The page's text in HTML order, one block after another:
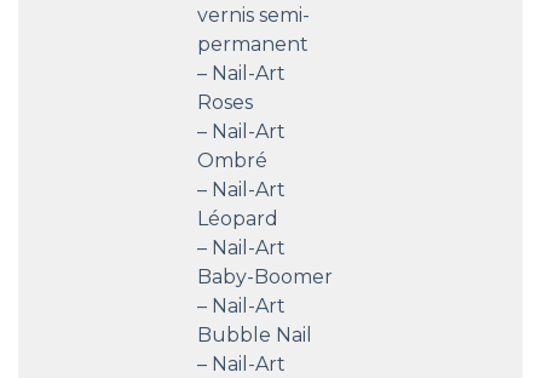
vernis semi-
permanent
– Nail-Art
Roses
– Nail-Art
Ombré
– Nail-Art
Léopard
– Nail-Art
Baby-Boomer
– Nail-Art
Bubble Nail
– Nail-Art